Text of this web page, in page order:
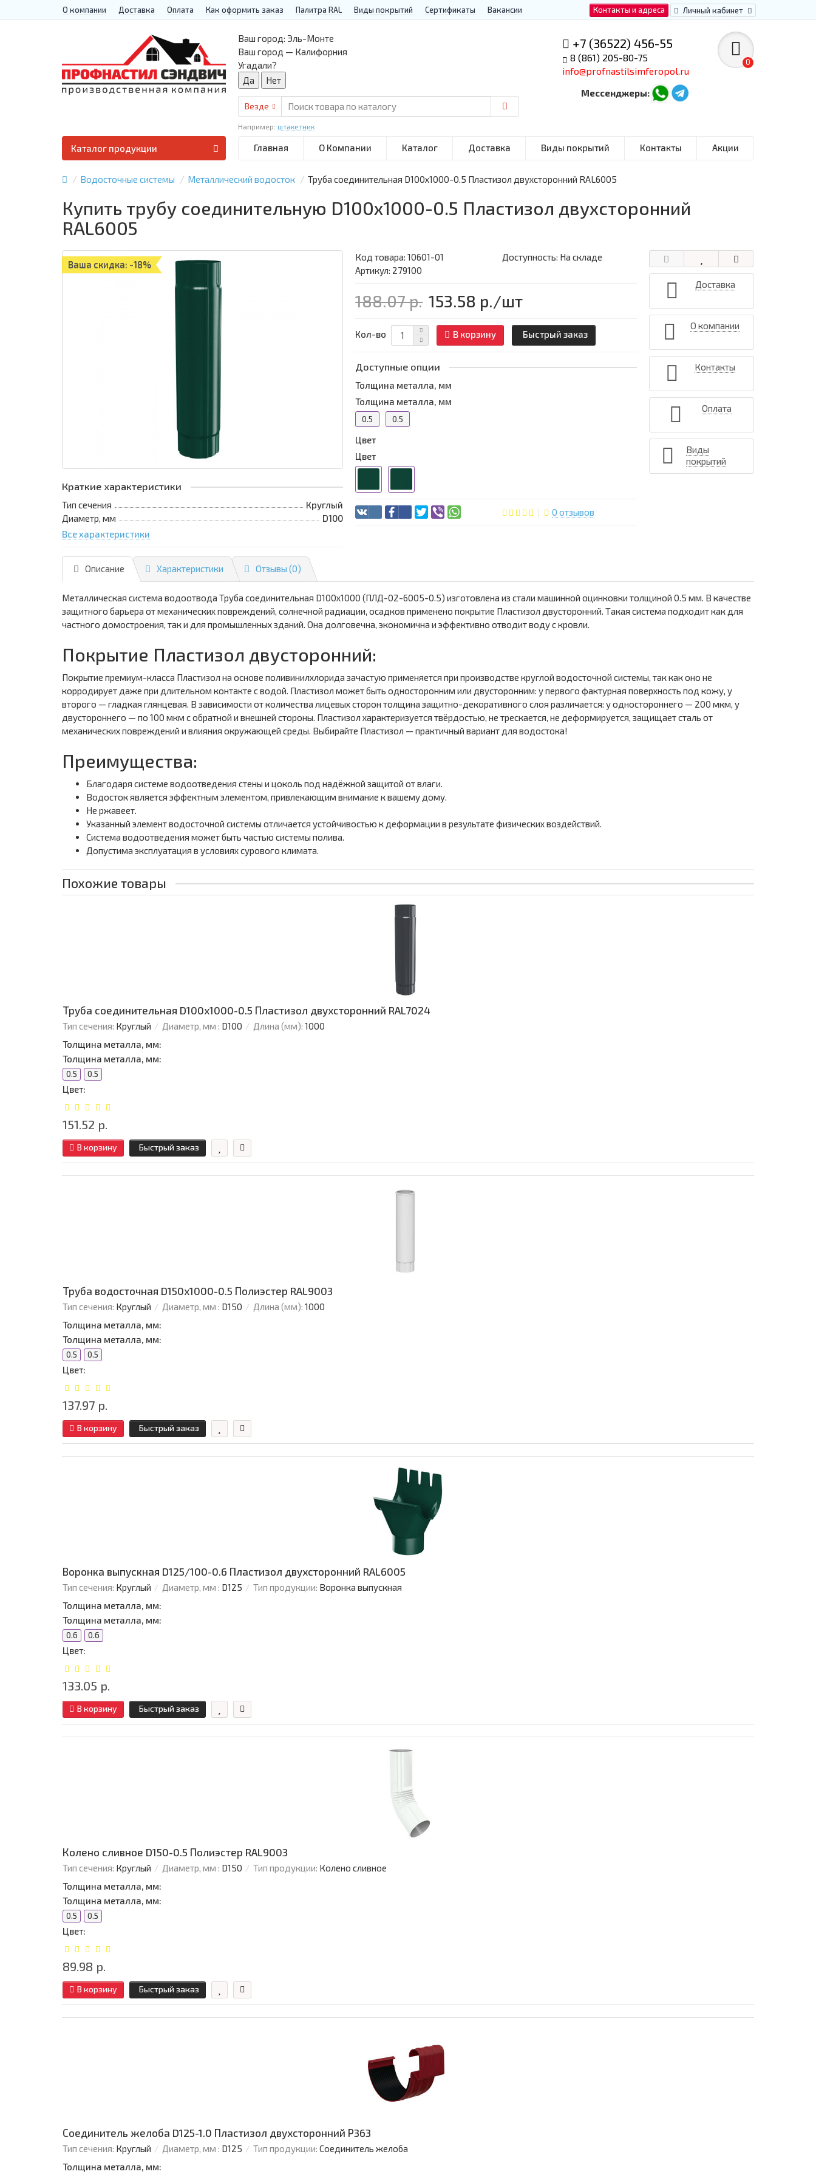
Контакты и адреса Личный кабинет
О компании Доставка Оплата Как оформить заказ Палитра RAL Виды покрытий Сертификаты Вакансии
+7 (36522) 456-55
8 (861) 205-80-75
info@profnastilsimferopol.ru
Мессенджеры:
0
Ваш город: Эль-Монте
Ваш город — Калифорния
Угадали?
Везде
Например: штакетник
Главная О Компании Каталог Доставка Виды покрытий Контакты Акции
Каталог продукции
Водосточные системы Металлический водосток Труба соединительная D100х1000-0.5 Пластизол двухсторонний RAL6005
Купить трубу соединительную D100х1000-0.5 Пластизол двухсторонний
RAL6005
Ваша скидка: -18%
Краткие характеристики
Тип сечения
Круглый
Диаметр, мм
D100
Все характеристики
Код товара:10601-01
Доступность: На складе
Артикул: 279100
188.07 р. 153.58 р./шт
Кол-во В корзину Быстрый заказ
Доступные опции
Толщина металла, мм
Толщина металла, мм
0.5 0.5
Цвет
Цвет
0 отзывов
Доставка
О компании
Контакты
Оплата
Виды
покрытий
Описание Характеристики Отзывы (0)
Металлическая система водоотвода Труба соединительная D100х1000 (ПЛД-02-6005-0.5) изготовлена из стали машинной оцинковки толщиной 0.5 мм. В качестве
защитного барьера от механических повреждений, солнечной радиации, осадков применено покрытие Пластизол двусторонний. Такая система подходит как для
частного домостроения, так и для промышленных зданий. Она долговечна, экономична и эффективно отводит воду с кровли.
Покрытие Пластизол двусторонний:
Покрытие премиум-класса Пластизол на основе поливинилхлорида зачастую применяется при производстве круглой водосточной системы, так как оно не
корродирует даже при длительном контакте с водой. Пластизол может быть односторонним или двусторонним: у первого фактурная поверхность под кожу, у
второго — гладкая глянцевая. В зависимости от количества лицевых сторон толщина защитно-декоративного слоя различается: у одностороннего — 200 мкм, у
двустороннего — по 100 мкм с обратной и внешней стороны. Пластизол характеризуется твёрдостью, не трескается, не деформируется, защищает сталь от
механических повреждений и влияния окружающей среды. Выбирайте Пластизол — практичный вариант для водостока!
Преимущества:
Благодаря системе водоотведения стены и цоколь под надёжной защитой от влаги.
Водосток является эффектным элементом, привлекающим внимание к вашему дому.
Не ржавеет.
Указанный элемент водосточной системы отличается устойчивостью к деформации в результате физических воздействий.
Система водоотведения может быть частью системы полива.
Допустима эксплуатация в условиях сурового климата.
Похожие товары
Труба соединительная D100х1000-0.5 Пластизол двухсторонний RAL7024
Тип сечения: Круглый Диаметр, мм : D100 Длина (мм): 1000
Толщина металла, мм:
Толщина металла, мм:
0.5 0.5
Цвет:
151.52 р.
В корзину Быстрый заказ
Труба водосточная D150х1000-0.5 Полиэстер RAL9003
Тип сечения: Круглый Диаметр, мм : D150 Длина (мм): 1000
Толщина металла, мм:
Толщина металла, мм:
0.5 0.5
Цвет:
137.97 р.
В корзину Быстрый заказ
Воронка выпускная D125/100-0.6 Пластизол двухсторонний RAL6005
Тип сечения: Круглый Диаметр, мм : D125 Тип продукции: Воронка выпускная
Толщина металла, мм:
Толщина металла, мм:
0.6 0.6
Цвет:
133.05 р.
В корзину Быстрый заказ
Колено сливное D150-0.5 Полиэстер RAL9003
Тип сечения: Круглый Диаметр, мм : D150 Тип продукции: Колено сливное
Толщина металла, мм:
Толщина металла, мм:
0.5 0.5
Цвет:
89.98 р.
В корзину Быстрый заказ
Соединитель желоба D125-1.0 Пластизол двухсторонний Р363
Тип сечения: Круглый Диаметр, мм : D125 Тип продукции: Соединитель желоба
Толщина металла, мм: